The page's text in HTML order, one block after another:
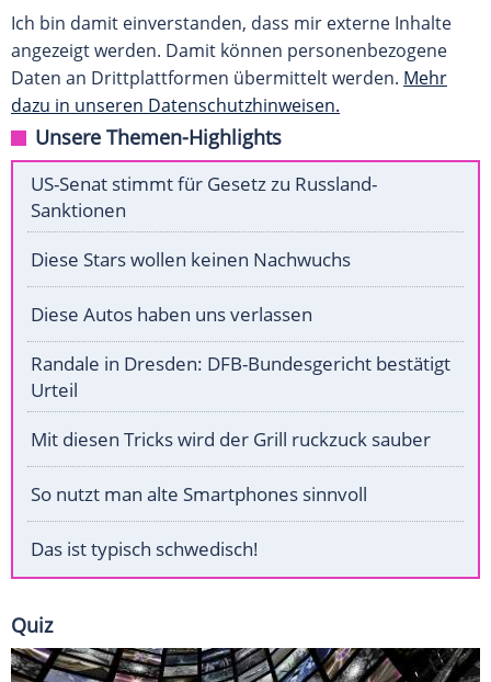
Ich bin damit einverstanden, dass mir externe Inhalte
angezeigt werden. Damit können personenbezogene
Daten an Drittplattformen übermittelt werden. Mehr
dazu in unseren Datenschutzhinweisen.
Unsere Themen-Highlights
US-Senat stimmt für Gesetz zu Russland-
Sanktionen
Diese Stars wollen keinen Nachwuchs
Diese Autos haben uns verlassen
Randale in Dresden: DFB-Bundesgericht bestätigt
Urteil
Mit diesen Tricks wird der Grill ruckzuck sauber
So nutzt man alte Smartphones sinnvoll
Das ist typisch schwedisch!
Quiz